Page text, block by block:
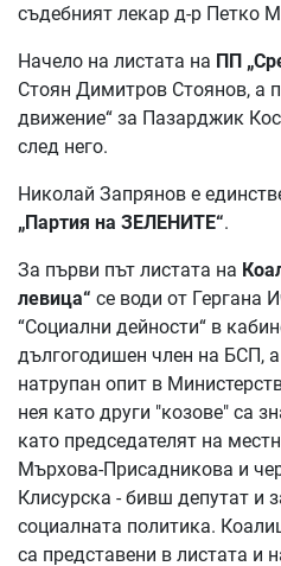
съдебният лекар д-р Петко
Начело на листата на ПП
Стоян Димитров Стоянов, а
движение“ за Пазарджик
след него.
Николай Запрянов е
„Партия на ЗЕЛЕНИТЕ“.
За първи път листата на
левица“ се води от Гергана
“Социални дейности“ в
дългогодишен член на БСП,
натрупан опит в
нея като други "козове" са
като председателят на
Мърхова-Присадникова и
Клисурска - бивш депутат и
социалната политика.
са представени в листата и